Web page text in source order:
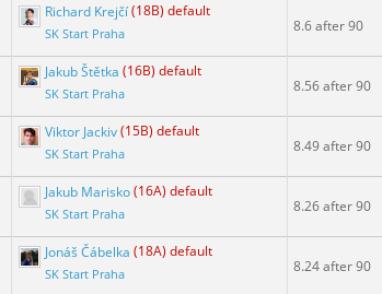
Richard Krejčí(18B) default
SK Start Praha 8.6 after 90
Jakub Štětka (16B) default
SK Start Praha 8.56 after 90
Viktor Jackiv(15B) default
SK Start Praha 8.49 after 90
Jakub Marisko(16A) default
SK Start Praha 8.26 after 90
Jonáš Čábelka (18A) default
SK Start Praha 8.24 after 90